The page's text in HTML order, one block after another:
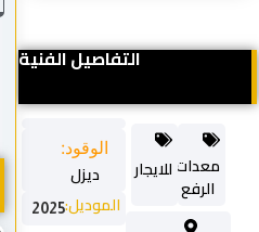
التفاصيل الفنية
الوقود:
ديزل
الموديل:2025
معدات
الرفع
للايجار